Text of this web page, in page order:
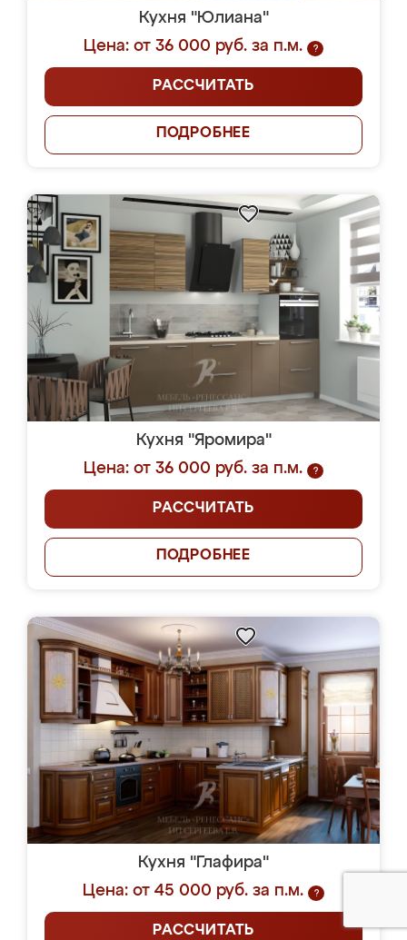
Кухня "Юлиана"
Цена: от 36 000 руб. за п.м.
?
РАССЧИТАТЬ
ПОДРОБНЕЕ
Кухня "Яромира"
Цена: от 36 000 руб. за п.м.
?
РАССЧИТАТЬ
ПОДРОБНЕЕ
Кухня "Глафира"
Цена: от 45 000 руб. за п.м.
?
РАССЧИТАТЬ